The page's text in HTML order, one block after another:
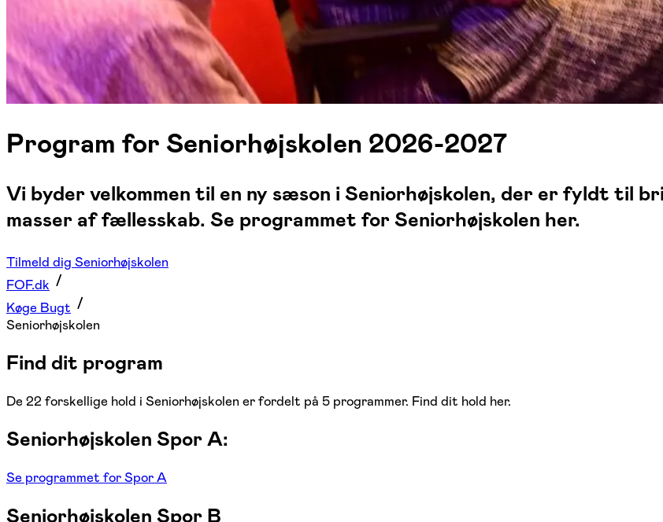
Program for Seniorhøjskolen 2026-2027
Vi byder velkommen til en ny sæson i Seniorhøjskolen, der er fyldt til
masser af fællesskab. Se programmet for Seniorhøjskolen her.
Tilmeld dig Seniorhøjskolen
FOF.dk
Køge Bugt
Seniorhøjskolen
Find dit program
De 22 forskellige hold i Seniorhøjskolen er fordelt på 5 programmer. Find dit hold her.
Seniorhøjskolen Spor A:
Se programmet for Spor A
Seniorhøjskolen Spor B